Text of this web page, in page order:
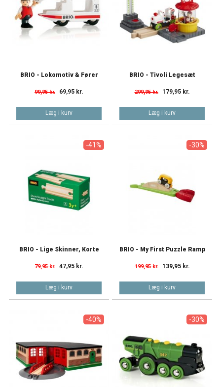
BRIO - Lokomotiv & Fører
99,95 kr. 69,95 kr.
Læg i kurv
BRIO - Tivoli Legesæt
299,95 kr. 179,95 kr.
Læg i kurv
-41%
BRIO - Lige Skinner, Korte
79,95 kr. 47,95 kr.
Læg i kurv
-30%
BRIO - My First Puzzle Ramp
199,95 kr. 139,95 kr.
Læg i kurv
-40% -30%